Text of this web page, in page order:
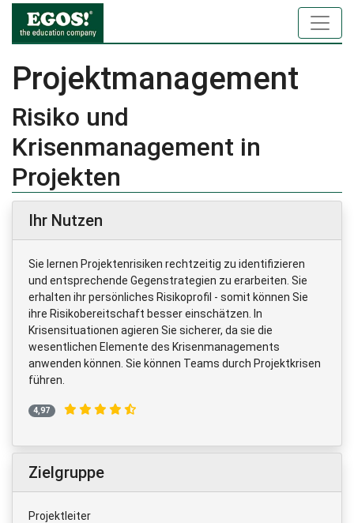
Projektmanagement
Risiko und
Krisenmanagement in
Projekten
Ihr Nutzen
Sie lernen Projektenrisiken rechtzeitig zu identifizieren
und entsprechende Gegenstrategien zu erarbeiten. Sie
erhalten ihr persönliches Risikoprofil - somit können Sie
ihre Risikobereitschaft besser einschätzen. In
Krisensituationen agieren Sie sicherer, da sie die
wesentlichen Elemente des Krisenmanagements
anwenden können. Sie können Teams durch Projektkrisen
führen.
4,97
Zielgruppe
Projektleiter